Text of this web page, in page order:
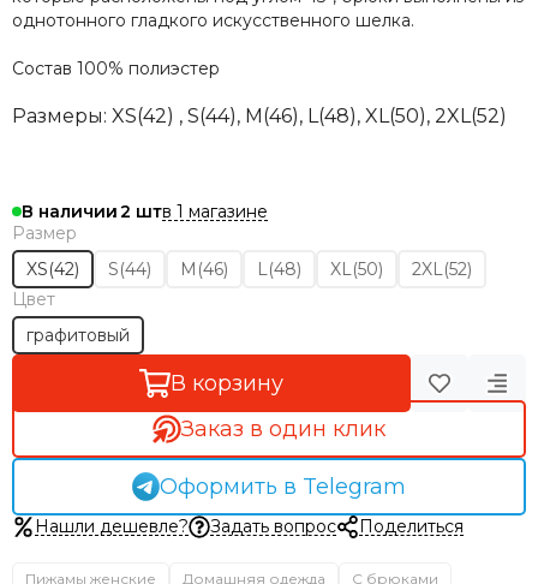
однотонного гладкого искусственного шелка.
Состав 100% полиэстер
Размеры: XS(42) , S(44), M(46), L(48), XL(50), 2XL(52)
В наличии2
в 1 магазине
Размер
XS(42)
S(44) M(46) L(48) XL(50)
2XL(52)
Цвет
графитовый
В корзину
Заказ в один клик
Оформить в Telegram
Нашли дешевле? Задать вопрос Поделиться
Пижамы женские Домашняя одежда
С брюками